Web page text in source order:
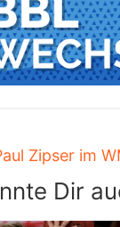
Zipser im
Dir